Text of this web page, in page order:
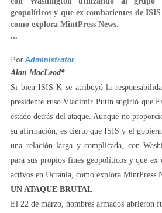
geopolíticos y que ex combatientes de
como explora MintPress News.
...
PorAdministrator
Alan MacLeod*
Si bien ISIS-K se atribuyó la
presidente ruso Vladimir Putin sugirió que
estado detrás del ataque. Aunque no
su afirmación, es cierto que ISIS y el
una relación larga y complicada, con
para sus propios fines geopolíticos y que ex
activos en Ucrania, como explora MintPress
UN ATAQUE BRUTAL
El 22 de marzo, hombres armados abrieron